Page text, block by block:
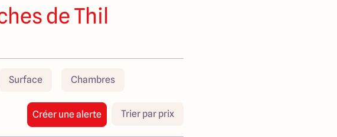
de Thil
Surface Chambres
Créer une alerte Trier par prix